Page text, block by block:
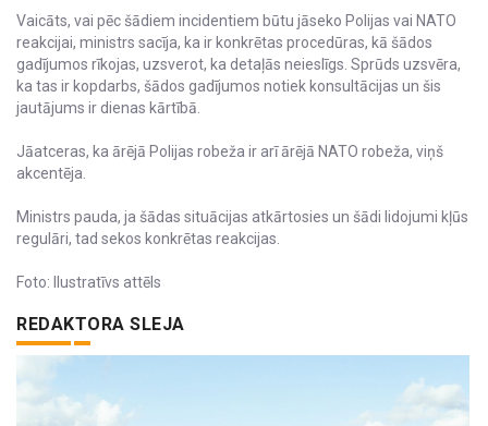
Vaicāts, vai pēc šādiem incidentiem būtu jāseko Polijas vai NATO
reakcijai, ministrs sacīja, ka ir konkrētas procedūras, kā šādos
gadījumos rīkojas, uzsverot, ka detaļās neieslīgs. Sprūds uzsvēra,
ka tas ir kopdarbs, šādos gadījumos notiek konsultācijas un šis
jautājums ir dienas kārtībā.
Jāatceras, ka ārējā Polijas robeža ir arī ārējā NATO robeža, viņš
akcentēja.
Ministrs pauda, ja šādas situācijas atkārtosies un šādi lidojumi kļūs
regulāri, tad sekos konkrētas reakcijas.
Foto: Ilustratīvs attēls
REDAKTORA SLEJA